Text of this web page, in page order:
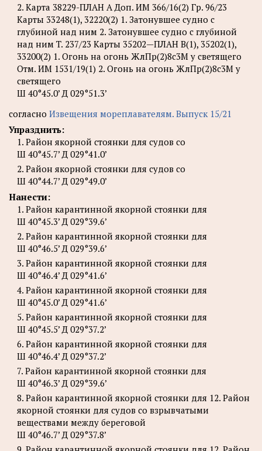
2. Карта 38229-ПЛАН A Доп. ИМ 366/16(2) Гр. 96/23
Карты 33248(1), 32220(2) 1. Затонувшее судно с
глубиной над ним 2. Затонувшее судно с глубиной
над ним T. 237/23 Карты 35202—ПЛАН B(1), 35202(1),
33200(2) 1. Огонь на огонь ЖлПр(2)8с3М у светящего
Отм. ИМ 1531/19(1) 2. Огонь на огонь ЖлПр(2)8с3М у
светящего
Ш 40°45.0’ Д 029°51.3’
согласно Извещения мореплавателям. Выпуск 15/21
Упразднить:
1. Район якорной стоянки для судов со
Ш 40°45.7’ Д 029°41.0’
2. Район якорной стоянки для судов со
Ш 40°44.7’ Д 029°49.0’
Нанести:
1. Район карантинной якорной стоянки для
Ш 40°45.3’ Д 029°39.6’
2. Район карантинной якорной стоянки для
Ш 40°46.5’ Д 029°39.6’
3. Район карантинной якорной стоянки для
Ш 40°46.4’ Д 029°41.6’
4. Район карантинной якорной стоянки для
Ш 40°45.0’ Д 029°41.6’
5. Район карантинной якорной стоянки для
Ш 40°45.5’ Д 029°37.2’
6. Район карантинной якорной стоянки для
Ш 40°46.4’ Д 029°37.2’
7. Район карантинной якорной стоянки для
Ш 40°46.3’ Д 029°39.6’
8. Район карантинной якорной стоянки для 12. Район
якорной стоянки для судов со взрывчатыми
веществами между береговой
Ш 40°46.7’ Д 029°37.8’